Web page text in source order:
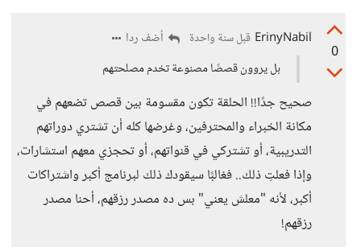
0
ErinyNabil قبل سنة واحدة
أضف ردا
بل يروون قصصًا مصنوعة تخدم مصلحتهم
صحيح جدًا!! الحلقة تكون مقسومة بين قصص تضعهم في
مكانة الخبراء والمحترفين، وغرضها كله أن تشتري دوراتهم
التدريبية، أو تشتركي في قنواتهم، أو تحجزي معهم استشارات،
وإذا فعلتِ ذلك.. فغالبًا سيقودك ذلك لبرنامج أكبر واشتراكات
أكبر، لأنه "معلش يعني" بس ده مصدر رزقهم، أحنا مصدر
رزقهم!